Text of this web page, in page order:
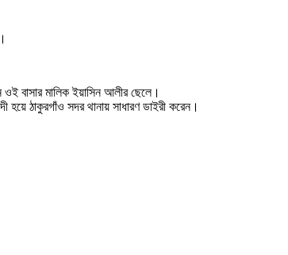
বাসার মালিক ইয়াসিন আলীর ছেলে।
ঠাকুরগাঁও সদর থানায় সাধারণ ডাইরী করেন।